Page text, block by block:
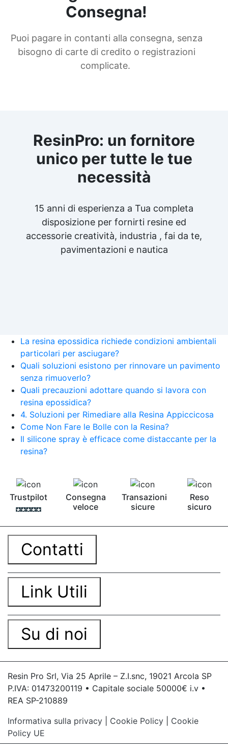
Consegna!
Puoi pagare in contanti alla consegna, senza
bisogno di carte di credito o registrazioni
complicate.
ResinPro: un fornitore
unico per tutte le tue
necessità
15 anni di esperienza a Tua completa
disposizione per fornirti resine ed
accessorie creatività, industria , fai da te,
pavimentazioni e nautica
La resina epossidica richiede condizioni ambientali
particolari per asciugare?
Quali soluzioni esistono per rinnovare un pavimento
senza rimuoverlo?
Quali precauzioni adottare quando si lavora con
resina epossidica?
4. Soluzioni per Rimediare alla Resina Appiccicosa
Come Non Fare le Bolle con la Resina?
Il silicone spray è efficace come distaccante per la
resina?
Trustpilot
Consegna
veloce
Transazioni
sicure
Reso
sicuro
Contatti
Link Utili
Su di noi
Resin Pro Srl, Via 25 Aprile – Z.I.snc, 19021 Arcola SP
P.IVA: 01473200119 • Capitale sociale 50000€ i.v •
REA SP-210889
Informativa sulla privacy
Cookie Policy
Cookie
Policy UE